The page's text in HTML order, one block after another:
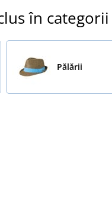
în categorii
Pălării